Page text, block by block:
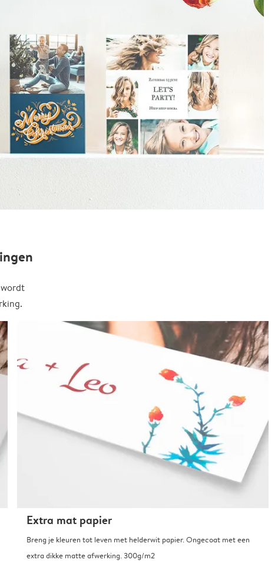
Extra mat papier
Breng je kleuren tot leven met helderwit papier. Ongecoat met een
extra dikke matte afwerking. 300g/m2